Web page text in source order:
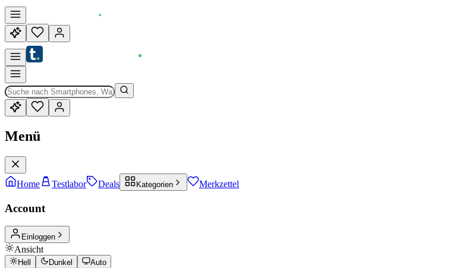
Menü
Home Testlabor Deals Kategorien Merkzettel
Account
Einloggen
Ansicht
Hell Dunkel Auto